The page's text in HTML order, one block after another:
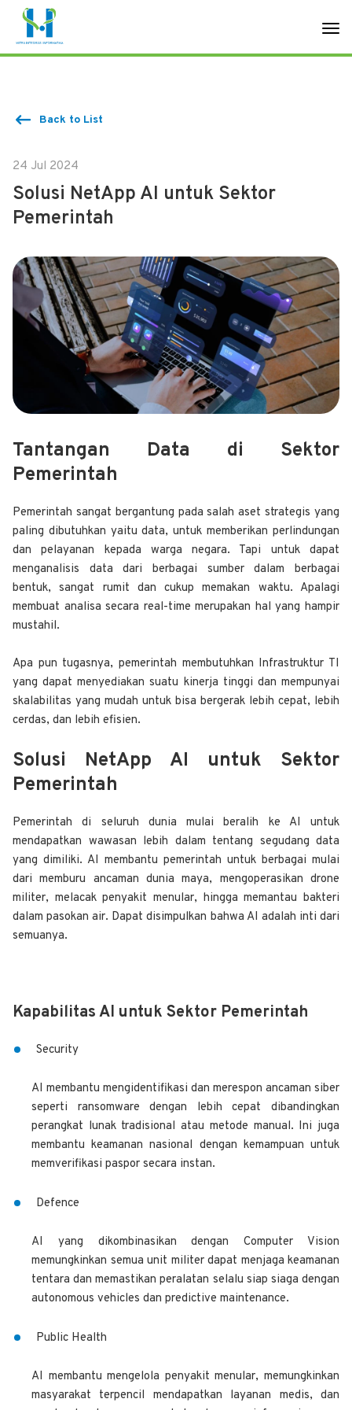
Back to List
24 Jul 2024
Solusi NetApp AI untuk Sektor
Pemerintah
Tantangan Data di Sektor
Pemerintah
Pemerintah sangat bergantung pada salah aset strategis yang
paling dibutuhkan yaitu data, untuk memberikan perlindungan
dan pelayanan kepada warga negara. Tapi untuk dapat
menganalisis data dari berbagai sumber dalam berbagai
bentuk, sangat rumit dan cukup memakan waktu. Apalagi
membuat analisa secara real-time merupakan hal yang hampir
mustahil.
Apa pun tugasnya, pemerintah membutuhkan Infrastruktur TI
yang dapat menyediakan suatu kinerja tinggi dan mempunyai
skalabilitas yang mudah untuk bisa bergerak lebih cepat, lebih
cerdas, dan lebih efisien.
Solusi NetApp AI untuk Sektor
Pemerintah
Pemerintah di seluruh dunia mulai beralih ke AI untuk
mendapatkan wawasan lebih dalam tentang segudang data
yang dimiliki. AI membantu pemerintah untuk berbagai mulai
dari memburu ancaman dunia maya, mengoperasikan drone
militer, melacak penyakit menular, hingga memantau bakteri
dalam pasokan air. Dapat disimpulkan bahwa AI adalah inti dari
semuanya.
Kapabilitas AI untuk Sektor Pemerintah
Security
AI membantu mengidentifikasi dan merespon ancaman siber
seperti ransomware dengan lebih cepat dibandingkan
perangkat lunak tradisional atau metode manual. Ini juga
membantu keamanan nasional dengan kemampuan untuk
memverifikasi paspor secara instan.
Defence
AI yang dikombinasikan dengan Computer Vision
memungkinkan semua unit militer dapat menjaga keamanan
tentara dan memastikan peralatan selalu siap siaga dengan
autonomous vehicles dan predictive maintenance.
Public Health
AI membantu mengelola penyakit menular, memungkinkan
masyarakat terpencil mendapatkan layanan medis, dan